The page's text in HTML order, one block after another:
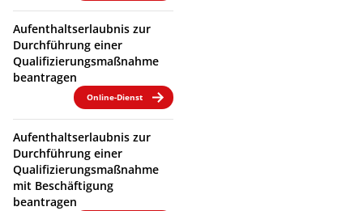
Aufenthaltserlaubnis zur
Durchführung einer
Qualifizierungsmaßnahme
beantragen
Online-Dienst
Aufenthaltserlaubnis zur
Durchführung einer
Qualifizierungsmaßnahme
mit Beschäftigung
beantragen